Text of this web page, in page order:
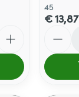
45
€ 13,87